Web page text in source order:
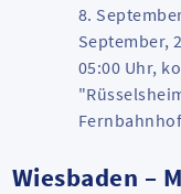
8.
September,
05:00 Uhr,
Wiesbaden –